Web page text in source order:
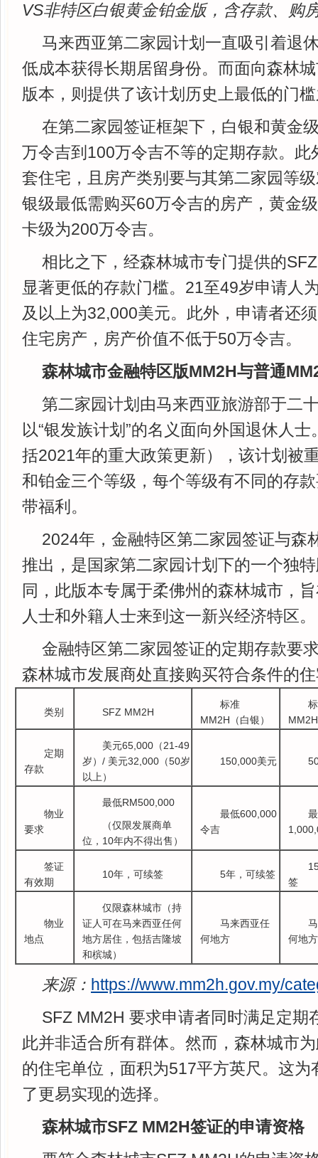
VS非特区白银黄金铂金版，含存款、购
马来西亚第二家园计划一直吸引着退
低成本获得长期居留身份。而面向森林
版本，则提供了该计划历史上最低的门
在第二家园签证框架下，白银和黄金
万令吉到100万令吉不等的定期存款。此
套住宅，且房产类别要与其第二家园等
银级最低需购买60万令吉的房产，黄金
卡级为200万令吉。
相比之下，经森林城市专门提供的
显著更低的存款门槛。21至49岁申请人
及以上为32,000美元。此外，申请者还
住宅房产，房产价值不低于50万令吉。
森林城市金融特区版MM2H与普通
第二家园计划由马来西亚旅游部于二
以“银发族计划”的名义面向外国退休人
括2021年的重大政策更新），该计划被
和铂金三个等级，每个等级有不同的存
带福利。
2024年，金融特区第二家园签证与森
推出，是国家第二家园计划下的一个独
同，此版本专属于柔佛州的森林城市，
人士和外籍人士来到这一新兴经济特区。
金融特区第二家园签证的定期存款要
森林城市发展商处直接购买符合条件的
类别 SFZ MM2H
标准
MM2H（白银）
定期
存款
美元65,000（21-49
岁）/ 美元32,000（50岁
以上）
150,000美元
物业
要求
最低RM500,000
（仅限发展商单
位，10年内不得出售）
最低600,000
令吉
签证
有效期
10年，可续签 5年，可续签
签
物业
地点
仅限森林城市（持
证人可在马来西亚任何
地方居住，包括吉隆坡
和槟城）
马来西亚任
何地方
何地方
来源： https://www.mm2h.gov.my/
SFZ MM2H 要求申请者同时满足定期
此并非适合所有群体。然而，森林城市
的住宅单位，面积为517平方英尺。这为
了更易实现的选择。
森林城市SFZ MM2H签证的申请资格